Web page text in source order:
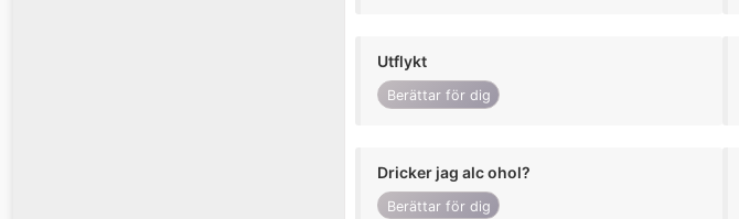
Utflykt
Berättar för dig
Dricker jag alc ohol?
Berättar för dig